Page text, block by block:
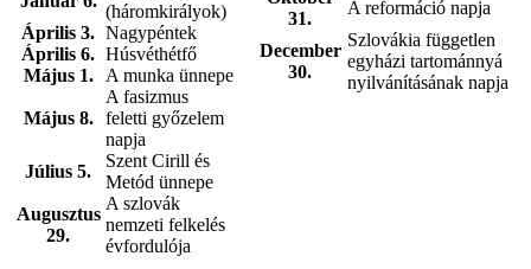
(háromkirályok)
Április 3. Nagypéntek
Április 6. Húsvéthétfő
Május 1.
A munka ünnepe
Május 8.
A fasizmus
feletti győzelem
napja
Július 5.
Szent Cirill és
Metód ünnepe
Augusztus
29.
A szlovák
nemzeti felkelés
évfordulója
31.
A reformáció napja
December
30.
Szlovákia független
egyházi tartománnyá
nyilvánításának napja